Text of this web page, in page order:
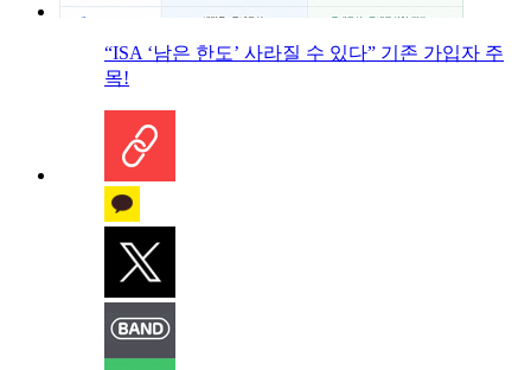
“ISA ‘남은 한도’ 사라질 수 있다” 기존 가입자 주
목!